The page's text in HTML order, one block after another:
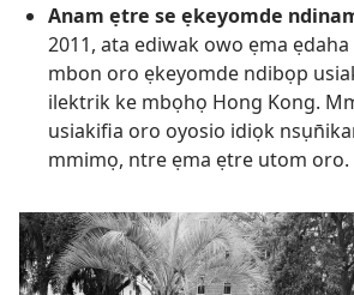
Anam ẹtre se ẹkeyomde
2011, ata ediwak owo ẹma
mbon oro ẹkeyomde ndibọp
ilektrik ke mbọhọ Hong Kong.
usiakifia oro oyosio idiọk
mmimọ, ntre ẹma ẹtre utom oro.